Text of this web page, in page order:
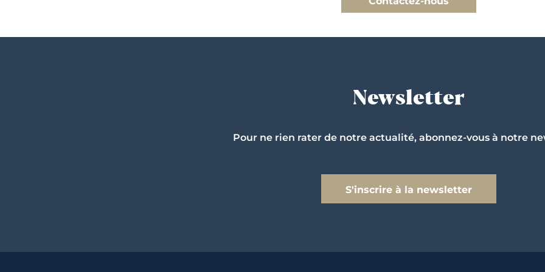
Newsletter
Pour ne rien rater de notre actualité, abonnez-vous à notre
S'inscrire à la newsletter